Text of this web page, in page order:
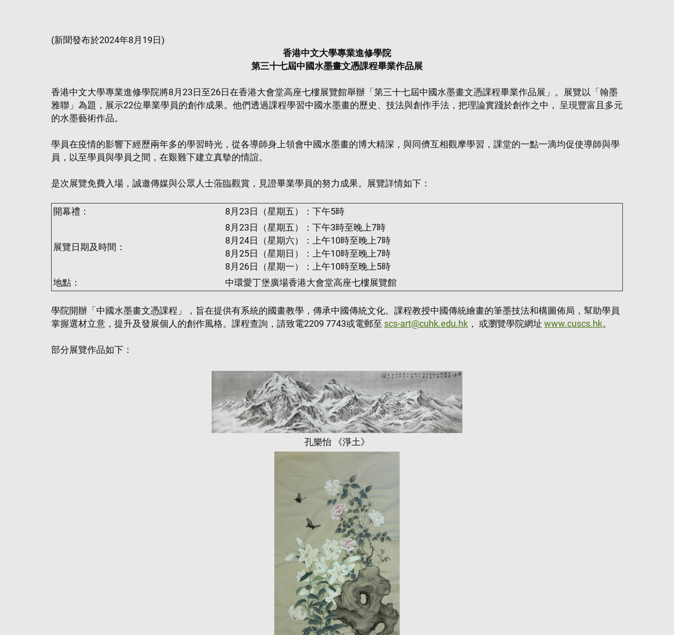
(新聞發布於2024年8月19日)
香港中文大學專業進修學院
第三十七屆中國水墨畫文憑課程畢業作品展
香港中文大學專業進修學院將8月23日至26日在香港大會堂高座七樓展覽館舉辦「第三十七屆中國水墨畫文憑課程畢業作品展」。展覽以「翰墨
雅聯」為題，展示22位畢業學員的創作成果。他們透過課程學習中國水墨畫的歷史、技法與創作手法，把理論實踐於創作之中， 呈現豐富且多元
的水墨藝術作品。
學員在疫情的影響下經歷兩年多的學習時光，從各導師身上領會中國水墨畫的博大精深，與同儕互相觀摩學習，課堂的一點一滴均促使導師與學
員，以至學員與學員之間，在艱難下建立真摰的情誼。
是次展覽免費入場，誠邀傳媒與公眾人士蒞臨觀賞，見證畢業學員的努力成果。展覽詳情如下：
開幕禮： 8月23日（星期五）：下午5時
展覽日期及時間：
8月23日（星期五）：下午3時至晚上7時
8月24日（星期六）：上午10時至晚上7時
8月25日（星期日）：上午10時至晚上7時
8月26日（星期一）：上午10時至晚上5時
地點：
中環愛丁堡廣場香港大會堂高座七樓展覽館
學院開辦「中國水墨畫文憑課程」，旨在提供有系統的國畫教學，傳承中國傳統文化。課程教授中國傳統繪畫的筆墨技法和構圖佈局，幫助學員
掌握選材立意，提升及發展個人的創作風格。課程查詢，請致電2209 7743或電郵至 scs-art@cuhk.edu.hk ， 或瀏覽學院網址 www.cuscs.hk。
部分展覽作品如下：
孔樂怡 《淨土》